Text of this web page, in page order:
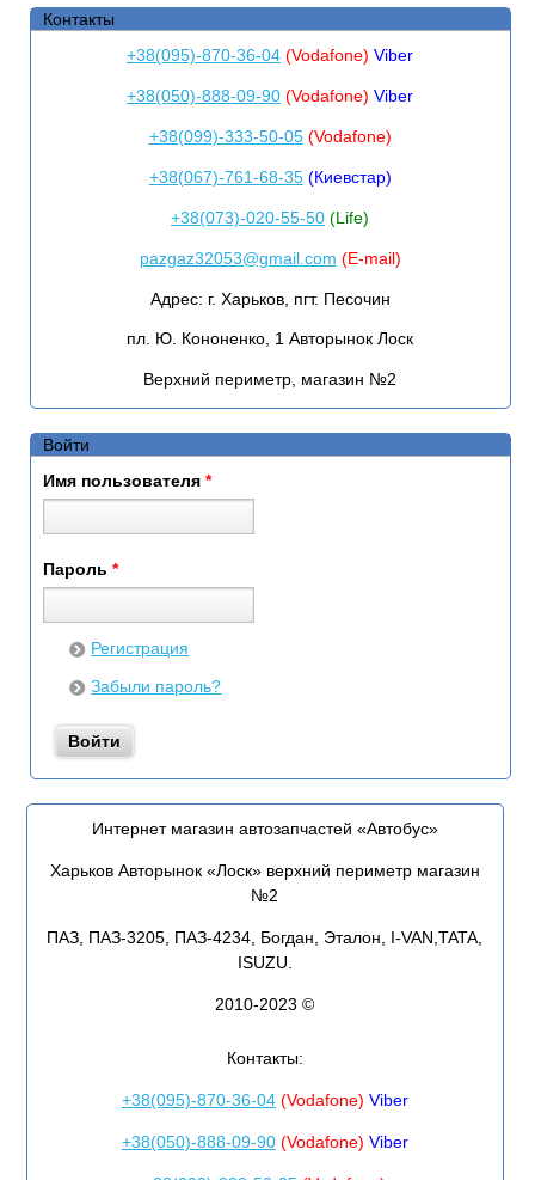
Контакты
+38(095)-870-36-04 (Vodafone)Viber
+38(050)-888-09-90 (Vodafone)Viber
+38(099)-333-50-05(Vodafone)
+38(067)-761-68-35(Киевстар)
+38(073)-020-55-50 (Life)
pazgaz32053@gmail.com (E-mail)
Адрес: г. Харьков, пгт. Песочин
пл. Ю. Кононенко, 1 Авторынок Лоск
Верхний периметр, магазин №2
Войти
Имя пользователя *
Пароль *
Регистрация
Забыли пароль?
Интернет магазин автозапчастей «Автобус»
Харьков Авторынок «Лоск» верхний периметр магазин
№2
ПАЗ, ПАЗ-3205, ПАЗ-4234, Богдан, Эталон, I-VAN,TATA,
ISUZU.
2010-2023 ©
Контакты:
+38(095)-870-36-04(Vodafone) Viber
+38(050)-888-09-90(Vodafone) Viber